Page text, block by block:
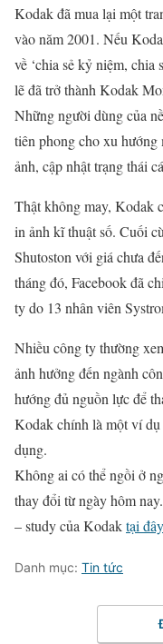
Kodak đã mua lại một
vào năm 2001. Nếu
về ‘chia sẻ kỷ niệm, chia
lẽ đã trở thành Kodak
Những người dùng của
tiên phong cho xu hướng
ảnh, cập nhật trạng thái
Thật không may, Kodak
in ảnh kĩ thuật số. Cuối
Shutoston với giá chưa
tháng đó, Facebook đã
ty do 13 nhân viên
Nhiều công ty thường
ảnh hưởng đến ngành
hướng đủ nguồn lực để
Kodak chính là một ví
dụng.
Không ai có thể ngồi ở
thay đổi từ ngày hôm
– study của Kodaktại đây
Danh mục: Tin tức